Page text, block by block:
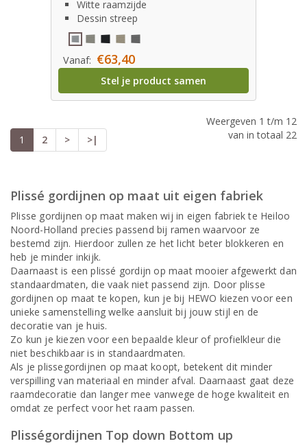
Witte raamzijde
Dessin streep
Vanaf: €63,40
Stel je product samen
1 2 > >|
Weergeven 1 t/m 12
van in totaal 22
Plissé gordijnen op maat uit eigen fabriek
Plisse gordijnen op maat maken wij in eigen fabriek te Heiloo
Noord-Holland precies passend bij ramen waarvoor ze
bestemd zijn. Hierdoor zullen ze het licht beter blokkeren en
heb je minder inkijk.
Daarnaast is een plissé gordijn op maat mooier afgewerkt dan
standaardmaten, die vaak niet passend zijn. Door plisse
gordijnen op maat te kopen, kun je bij HEWO kiezen voor een
unieke samenstelling welke aansluit bij jouw stijl en de
decoratie van je huis.
Zo kun je kiezen voor een bepaalde kleur of profielkleur die
niet beschikbaar is in standaardmaten.
Als je plissegordijnen op maat koopt, betekent dit minder
verspilling van materiaal en minder afval. Daarnaast gaat deze
raamdecoratie dan langer mee vanwege de hoge kwaliteit en
omdat ze perfect voor het raam passen.
Plisségordijnen Top down Bottom up